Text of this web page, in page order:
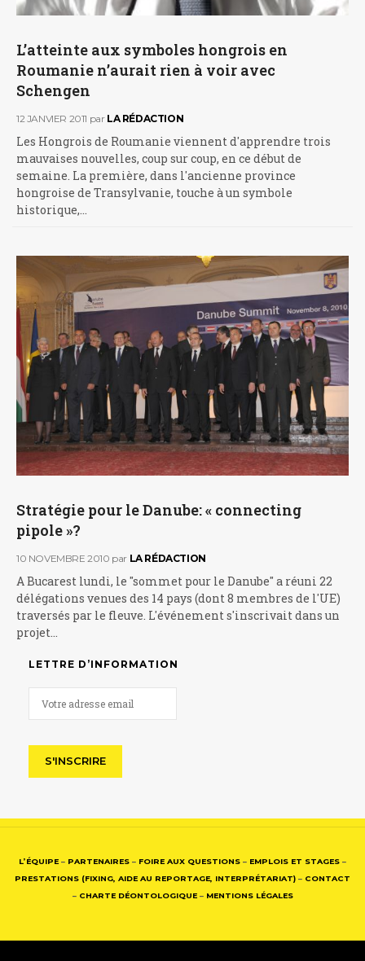
L’atteinte aux symboles hongrois en
Roumanie n’aurait rien à voir avec
Schengen
12 JANVIER 2011 par LA RÉDACTION
Les Hongrois de Roumanie viennent d'apprendre trois
mauvaises nouvelles, coup sur coup, en ce début de
semaine. La première, dans l'ancienne province
hongroise de Transylvanie, touche à un symbole
historique,…
Stratégie pour le Danube: « connecting
pipole »?
10 NOVEMBRE 2010 par LA RÉDACTION
A Bucarest lundi, le "sommet pour le Danube" a réuni 22
délégations venues des 14 pays (dont 8 membres de l'UE)
traversés par le fleuve. L'événement s'inscrivait dans un
projet…
LETTRE D’INFORMATION
L’ÉQUIPE – PARTENAIRES – FOIRE AUX QUESTIONS – EMPLOIS ET STAGES –
PRESTATIONS (FIXING, AIDE AU REPORTAGE, INTERPRÉTARIAT) – CONTACT
– CHARTE DÉONTOLOGIQUE– MENTIONS LÉGALES